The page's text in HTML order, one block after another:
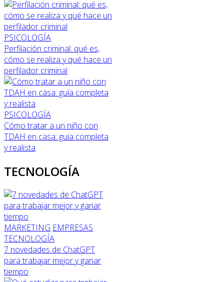
PSICOLOGÍA
Perfilación criminal: qué es,
cómo se realiza y qué hace un
perfilador criminal
PSICOLOGÍA
Cómo tratar a un niño con
TDAH en casa: guía completa
y realista
TECNOLOGÍA
MARKETING EMPRESAS
TECNOLOGÍA
7 novedades de ChatGPT
para trabajar mejor y ganar
tiempo